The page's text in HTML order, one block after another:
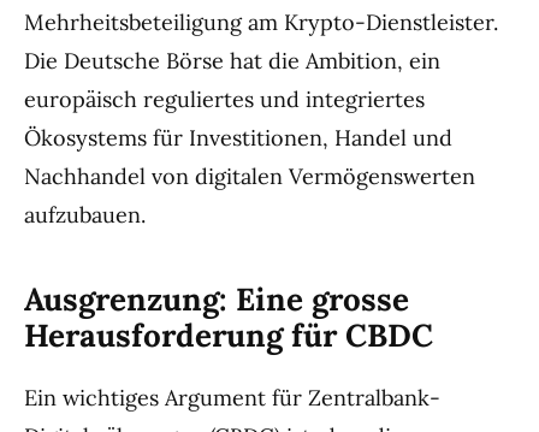
Mehrheitsbeteiligung am Krypto-Dienstleister.
Die Deutsche Börse hat die Ambition, ein
europäisch reguliertes und integriertes
Ökosystems für Investitionen, Handel und
Nachhandel von digitalen Vermögenswerten
aufzubauen.
Ausgrenzung: Eine grosse
Herausforderung für CBDC
Ein wichtiges Argument für Zentralbank-